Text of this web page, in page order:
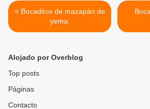
< Bocaditos de mazapán de
yema.
Alojado por Overblog
Top posts
Páginas
Contacto